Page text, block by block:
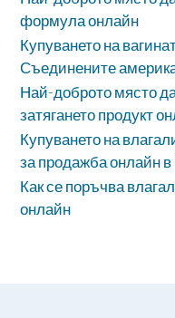
формула онлайн
Купуването на
Съединените
Най-доброто място
затягането продукт
Купуването на
за продажба онлайн
Как се поръчва
онлайн